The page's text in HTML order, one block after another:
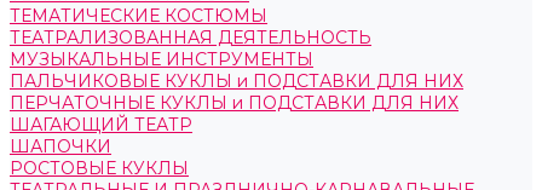
ТЕМАТИЧЕСКИЕ КОСТЮМЫ
ТЕАТРАЛИЗОВАННАЯ ДЕЯТЕЛЬНОСТЬ
МУЗЫКАЛЬНЫЕ ИНСТРУМЕНТЫ
ПАЛЬЧИКОВЫЕ КУКЛЫ и ПОДСТАВКИ ДЛЯ НИХ
ПЕРЧАТОЧНЫЕ КУКЛЫ и ПОДСТАВКИ ДЛЯ НИХ
ШАГАЮЩИЙ ТЕАТР
ШАПОЧКИ
РОСТОВЫЕ КУКЛЫ